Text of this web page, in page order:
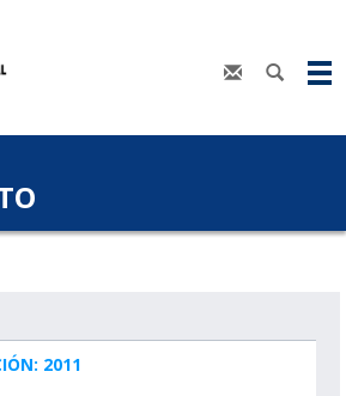
2011